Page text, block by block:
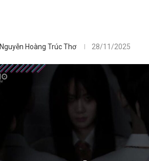
Nguyễn Hoàng Trúc Thơ 28/11/2025